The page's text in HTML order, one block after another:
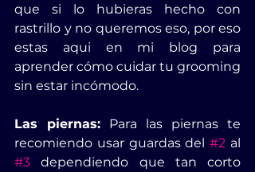
que si lo hubieras hecho con
rastrillo y no queremos eso, por eso
estas aqui en mi blog para
aprender cómo cuidar tu grooming
sin estar incómodo.
Las piernas: Para las piernas te
recomiendo usar guardas del #2
#3 dependiendo que tan corto